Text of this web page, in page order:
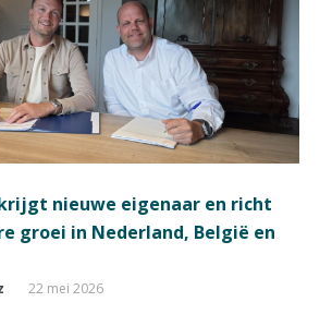
nieuwe eigenaar en richt
groei in Nederland, België en
22 mei 2026